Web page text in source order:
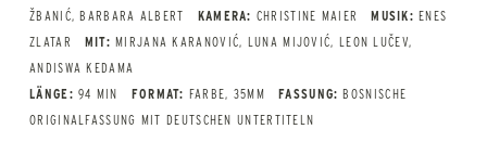
ŽBANIĆ, BARBARA ALBERT
KAMERA: CHRISTINE MAIER MUSIK: ENES
ZLATAR
MIT: MIRJANA KARANOVIĆ, LUNA MIJOVIĆ, LEON LUČEV,
ANDISWA KEDAMA
LÄNGE: 94 MIN FORMAT: FARBE, 35MM FASSUNG: BOSNISCHE
ORIGINALFASSUNG MIT DEUTSCHEN UNTERTITELN